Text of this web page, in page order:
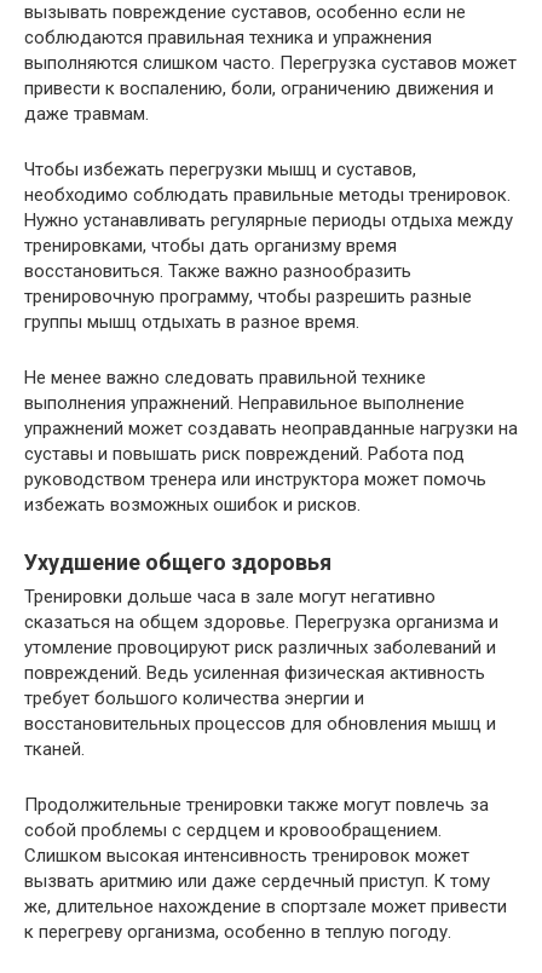
вызывать повреждение суставов, особенно если не
соблюдаются правильная техника и упражнения
выполняются слишком часто. Перегрузка суставов может
привести к воспалению, боли, ограничению движения и
даже травмам.
Чтобы избежать перегрузки мышц и суставов,
необходимо соблюдать правильные методы тренировок.
Нужно устанавливать регулярные периоды отдыха между
тренировками, чтобы дать организму время
восстановиться. Также важно разнообразить
тренировочную программу, чтобы разрешить разные
группы мышц отдыхать в разное время.
Не менее важно следовать правильной технике
выполнения упражнений. Неправильное выполнение
упражнений может создавать неоправданные нагрузки на
суставы и повышать риск повреждений. Работа под
руководством тренера или инструктора может помочь
избежать возможных ошибок и рисков.
Ухудшение общего здоровья
Тренировки дольше часа в зале могут негативно
сказаться на общем здоровье. Перегрузка организма и
утомление провоцируют риск различных заболеваний и
повреждений. Ведь усиленная физическая активность
требует большого количества энергии и
восстановительных процессов для обновления мышц и
тканей.
Продолжительные тренировки также могут повлечь за
собой проблемы с сердцем и кровообращением.
Слишком высокая интенсивность тренировок может
вызвать аритмию или даже сердечный приступ. К тому
же, длительное нахождение в спортзале может привести
к перегреву организма, особенно в теплую погоду.